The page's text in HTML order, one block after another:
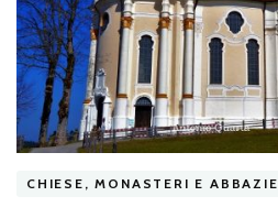
CHIESE, MONASTERI E ABBAZIE